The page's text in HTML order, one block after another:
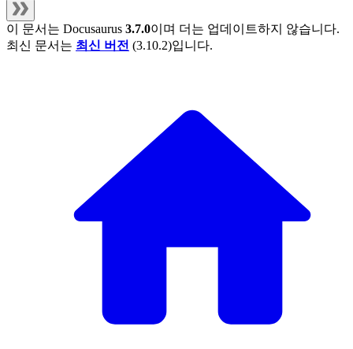
이 문서는 Docusaurus 3.7.0이며 더는 업데이트하지 않습니다.
최신 문서는 최신 버전 (3.10.2)입니다.